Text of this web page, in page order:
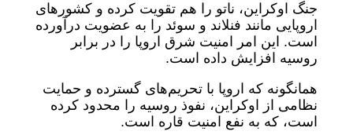
جنگ اوکراین، ناتو را هم تقویت کرده و کشورهای
اروپایی مانند فنلاند و سوئد را به عضویت درآورده
است. این امر امنیت شرق اروپا را در برابر
روسیه افزایش داده است.
همانگونه که اروپا با تحریم‌های گسترده و حمایت
نظامی از اوکراین، نفوذ روسیه را محدود کرده
است، که به نفع امنیت قاره است.